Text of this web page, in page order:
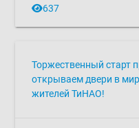
637
Торжественный старт
открываем двери в
жителей ТиНАО!